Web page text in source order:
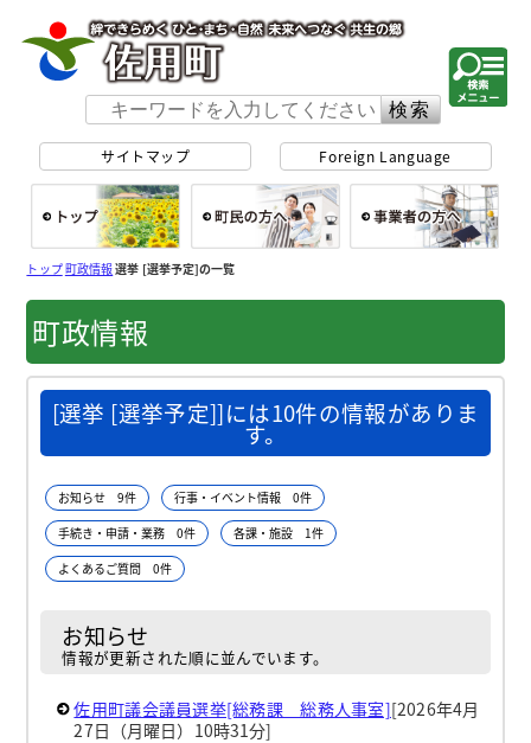
サイトマップ Foreign Language
総合トップ
トップ町政情報選挙 [選挙予定]の一覧
町政情報
[選挙 [選挙予定]]には10件の情報がありま
す。
お知らせ 9件
行事・イベント情報 0件
手続き・申請・業務 0件
各課・施設 1件
よくあるご質問 0件
お知らせ
情報が更新された順に並んでいます。
佐用町議会議員選挙[総務課 総務人事室][2026年4月
27日（月曜日）10時31分]